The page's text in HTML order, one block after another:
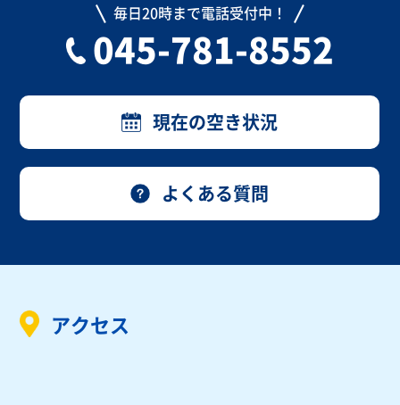
毎日20時まで電話受付中！
045-781-8552
現在の空き状況
よくある質問
アクセス